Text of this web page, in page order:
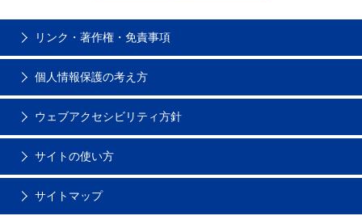
リンク・著作権・免責事項
個人情報保護の考え方
ウェブアクセシビリティ方針
サイトの使い方
サイトマップ